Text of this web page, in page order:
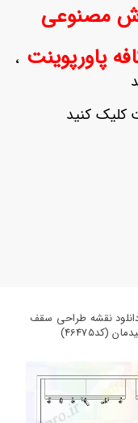
مصنوعی
پاورپوینت ،
کلیک کنید
نقشه طراحی سقف